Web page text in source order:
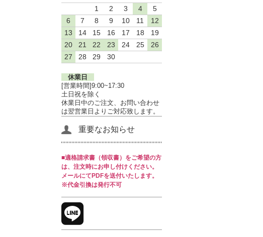
1
2 3 4
5
6
7 8 9 10 11
12
13
14 15 16 17 18
19
20
21 22 23 24 25
26
27
28 29 30
休業日
[営業時間]9:00~17:30
土日祝を除く
休業日中のご注文、お問い合わせ
は翌営業日よりご対応致します。
重要なお知らせ
■適格請求書（領収書）をご希望の方
は、注文時にお申し付けください。
メールにてPDFを送付いたします。
※代金引換は発行不可